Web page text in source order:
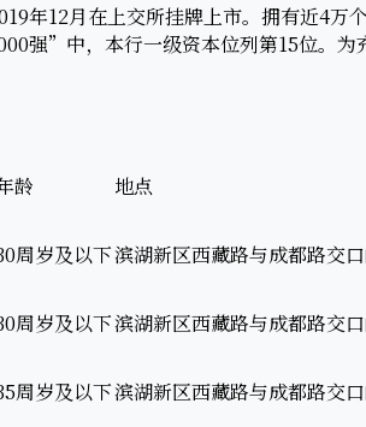
12月在上交所挂牌上市。拥有近4万
强”中，本行一级资本位列第15位。为
龄 地点
周岁及以下滨湖新区西藏路与成都路交
周岁及以下滨湖新区西藏路与成都路交
周岁及以下滨湖新区西藏路与成都路交